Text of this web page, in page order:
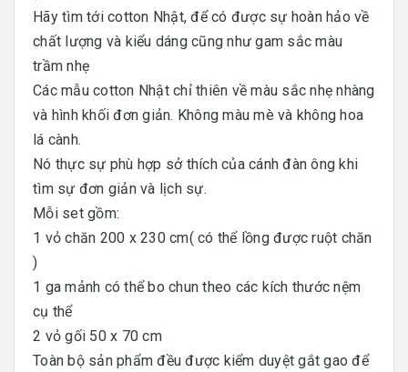
Hãy tìm tới cotton Nhật, để có được sự hoàn hảo về
chất lượng và kiểu dáng cũng như gam sắc màu
trầm nhẹ
Các mẫu cotton Nhật chỉ thiên về màu sắc nhẹ nhàng
và hình khối đơn giản. Không màu mè và không hoa
lá cành.
Nó thực sự phù hợp sở thích của cánh đàn ông khi
tìm sự đơn giản và lịch sự.
Mỗi set gồm:
1 vỏ chăn 200 x 230 cm( có thể lồng được ruột chăn
)
1 ga mảnh có thể bo chun theo các kích thước nệm
cụ thể
2 vỏ gối 50 x 70 cm
Toàn bộ sản phẩm đều được kiểm duyệt gắt gao để